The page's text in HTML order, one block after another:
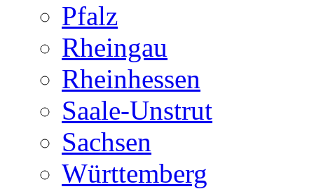
Pfalz
Rheingau
Rheinhessen
Saale-Unstrut
Sachsen
Württemberg